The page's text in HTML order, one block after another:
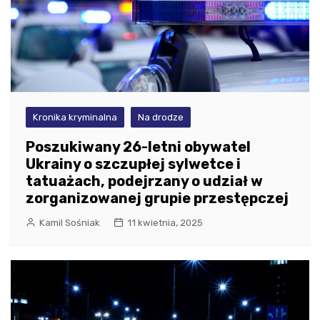
Kronika kryminalna Na drodze
Poszukiwany 26-letni obywatel
Ukrainy o szczupłej sylwetce i
tatuażach, podejrzany o udział w
zorganizowanej grupie przestępczej
Kamil Sośniak 11 kwietnia, 2025